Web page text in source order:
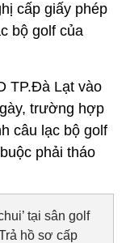
cấp giấy phép
bộ golf của
TP.Đà Lạt vào
trường hợp
câu lạc bộ golf
phải tháo
tại sân golf
hồ sơ cấp